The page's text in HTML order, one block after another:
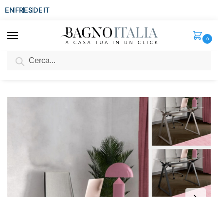
ENFRESDEIT
0
SCONTO del 3%